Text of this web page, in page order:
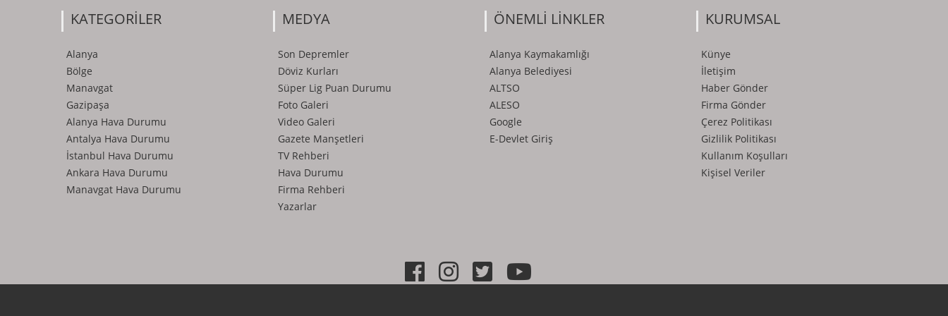
KATEGORİLER
Alanya
Bölge
Manavgat
Gazipaşa
Alanya Hava Durumu
Antalya Hava Durumu
İstanbul Hava Durumu
Ankara Hava Durumu
Manavgat Hava Durumu
MEDYA
Son Depremler
Döviz Kurları
Süper Lig Puan Durumu
Foto Galeri
Video Galeri
Gazete Manşetleri
TV Rehberi
Hava Durumu
Firma Rehberi
Yazarlar
ÖNEMLİ LİNKLER
Alanya Kaymakamlığı
Alanya Belediyesi
ALTSO
ALESO
Google
E-Devlet Giriş
KURUMSAL
Künye
İletişim
Haber Gönder
Firma Gönder
Çerez Politikası
Gizlilik Politikası
Kullanım Koşulları
Kişisel Veriler